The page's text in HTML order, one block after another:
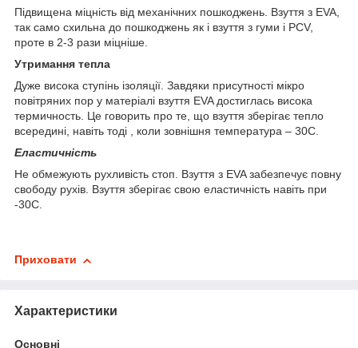
Підвищена міцність від механічних пошкоджень. Взуття з EVA,
так само схильна до пошкоджень як і взуття з гуми і PCV,
проте в 2-3 рази міцніше.
Утримання тепла
Дуже висока ступінь ізоляції. Завдяки присутності мікро
повітряних пор у матеріалі взуття EVA достиглась висока
термичность. Це говорить про те, що взуття зберігає тепло
всередині, навіть тоді , коли зовнішня температура – 30С.
Еластичність
Не обмежують рухливість стоп. Взуття з EVA забезпечує повну
свободу рухів. Взуття зберігає свою еластичність навіть при
-30С.
Приховати
Характеристики
Основні